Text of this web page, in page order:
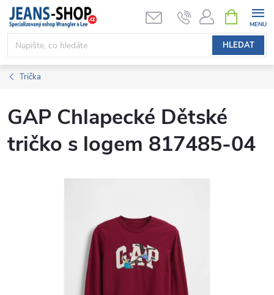
Přejít
obsah
HLEDAT
NÁKUPNÍ
KOŠÍK
Trička
GAP Chlapecké Dětské
tričko s logem 817485-04